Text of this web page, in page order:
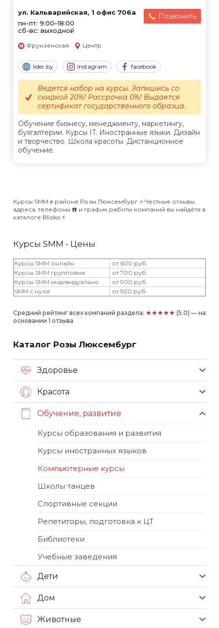
ул. Кальварийская, 1 офис 706а
пн-пт: 9:00–18:00
сб-вс: выходной
Позвонить
Фрунзенская Центр
lider.by Instagram facebook
Обучение бизнесу, менеджменту, маркетингу,
бухгалтерии. Курсы IT. Иностранные языки. Дизайн
и творчество. Школа красоты. Дистанционное
обучение.
Ведется набор на курсы. Запишись со
скидкой 20%! Рассрочка 0%! Выдается
сертификат государственного образца.
Курсы SMM в районе Розы Люксембург ⭐️ Честные отзывы,
адреса, телефоны ☎️ и график работы компаний вы найдёте в
каталоге Blizko ⚡️
Курсы SMM - Цены
Курсы SMM онлайн
от 600 руб.
Курсы SMM групповые
от 700 руб.
Курсы SMM индивидуально
от 900 руб.
SMM с нуля
от 500 руб.
Средний рейтинг всех компаний раздела: ★★★★★ (5.0) — на
основании 1 отзыва
Каталог Розы Люксембург
Здоровье
Красота
Обучение, развитие
Курсы образования и развития
Курсы иностранных языков
Компьютерные курсы
Школы танцев
Спортивные секции
Репетиторы, подготовка к ЦТ
Библиотеки
Учебные заведения
Дети
Дом
Животные